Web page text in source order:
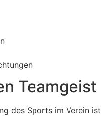
Teamgeist
des Sports im Verein ist